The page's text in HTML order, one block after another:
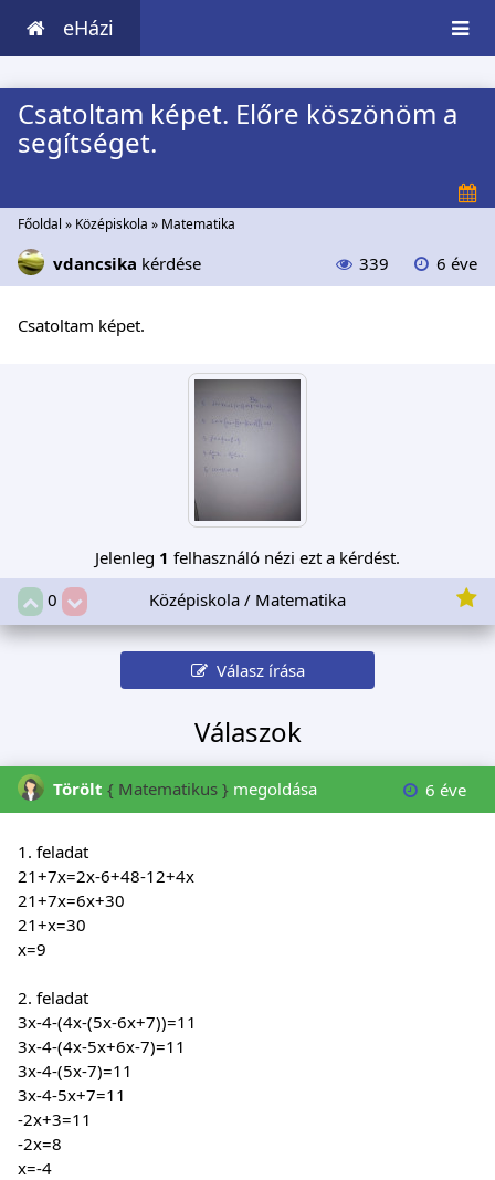
eHázi
Csatoltam képet. Előre köszönöm a
segítséget.
Főoldal » Középiskola » Matematika
vdancsika kérdése 339 6 éve
Csatoltam képet.
Jelenleg 1 felhasználó nézi ezt a kérdést.
0
Középiskola / Matematika
Válasz írása
Válaszok
Törölt { Matematikus } megoldása 6 éve
1. feladat
21+7x=2x-6+48-12+4x
21+7x=6x+30
21+x=30
x=9
2. feladat
3x-4-(4x-(5x-6x+7))=11
3x-4-(4x-5x+6x-7)=11
3x-4-(5x-7)=11
3x-4-5x+7=11
-2x+3=11
-2x=8
x=-4